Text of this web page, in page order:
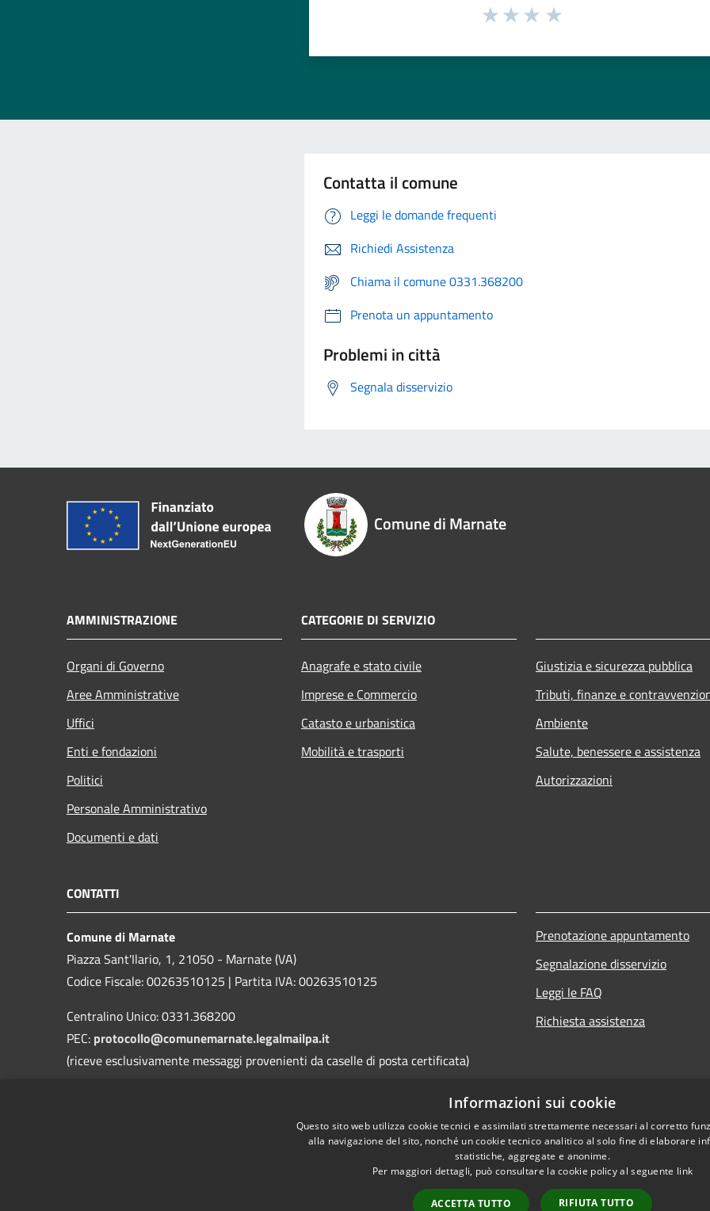
Contatta il comune
Leggi le domande frequenti
Richiedi Assistenza
Chiama il comune 0331.368200
Prenota un appuntamento
Problemi in città
Segnala disservizio
Comune di Marnate
AMMINISTRAZIONE
Organi di Governo
Aree Amministrative
Uffici
Enti e fondazioni
Politici
Personale Amministrativo
Documenti e dati
CATEGORIE DI SERVIZIO
Anagrafe e stato civile
Imprese e Commercio
Catasto e urbanistica
Mobilità e trasporti
Giustizia e sicurezza pubblica
Tributi, finanze e
Ambiente
Salute, benessere e assistenza
Autorizzazioni
CONTATTI
Comune di Marnate
Piazza Sant'Ilario, 1, 21050 - Marnate (VA)
Codice Fiscale: 00263510125 | Partita IVA: 00263510125
Centralino Unico: 0331.368200
PEC: protocollo@comunemarnate.legalmailpa.it
(riceve esclusivamente messaggi provenienti da caselle di posta certificata)
Prenotazione appuntamento
Segnalazione disservizio
Leggi le FAQ
Richiesta assistenza
Informazioni sui cookie
Questo sito web utilizza cookie tecnici e assimilati strettamente necessari al corretto
alla navigazione del sito, nonché un cookie tecnico analitico al solo fine di elaborare
statistiche, aggregate e anonime.
Per maggiori dettagli, può consultare la cookie policy al seguente link
ACCETTA TUTTO RIFIUTA TUTTO